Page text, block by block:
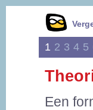
1 2 3 4 5
Een